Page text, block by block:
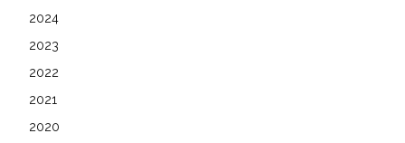
2024
2023
2022
2021
2020